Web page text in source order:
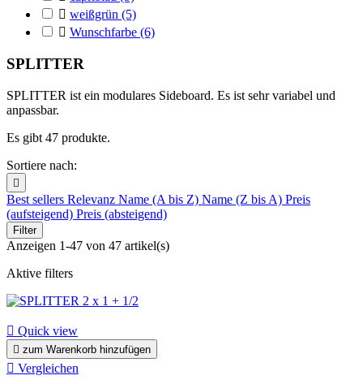
 weißgrün (5)
 Wunschfarbe (6)
SPLITTER
SPLITTER ist ein modulares Sideboard. Es ist sehr variabel und
anpassbar.
Es gibt 47 produkte.
Sortiere nach:

Best sellers Relevanz Name (A bis Z) Name (Z bis A) Preis
(aufsteigend) Preis (absteigend)
Filter
Anzeigen 1-47 von 47 artikel(s)
Aktive filters
 Quick view
 zum Warenkorb hinzufügen
 Vergleichen